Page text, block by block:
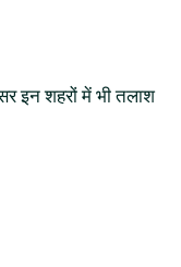
इन शहरों में भी तलाश